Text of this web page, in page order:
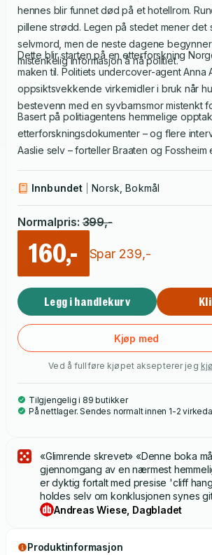
hennes blir funnet død på et hotellrom.
pillene strødd. Legen på stedet mener det
selvmord, men de neste dagene
mistenkelig informasjon å nå politiet.
Dette blir starten på en etterforskning
maken til. Politiets undercover-agent Anna
oppsiktsvekkende virkemidler i bruk når
bestevenn med en syvbarnsmor mistenkt
Basert på politiagentens hemmelige
etterforskningsdokumenter – og flere
Aaslie selv – forteller Braaten og Fossheim
gjerningspersonen og gir et unikt innblikk i
Innbundet Norsk, Bokmål
Normalpris: 399,-
160,- Spar 239,-
Legg i handlekurv
Kjøp med
Ved å fullføre kjøpet aksepterer jeg
Tilgjengelig i 89 butikker
På nettlager. Sendes normalt innen 1-2
«Glimrende skrevet» «Denne boka
gjennomgang av en nærmest
er dyktig fortalt med presise 'cliff
holdes selv om konklusjonen synes
Andreas Wiese, Dagbladet
Produktinformasjon